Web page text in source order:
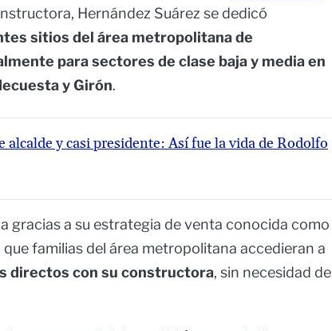
Hernández Suárez se dedicó
sitios del área metropolitana de
para sectores de clase baja y media en
y Girón.
alcalde y casi presidente: Así fue la vida de Rodolfo
gracias a su estrategia de venta conocida como
que familias del área metropolitana accedieran a
directos con su constructora, sin necesidad de